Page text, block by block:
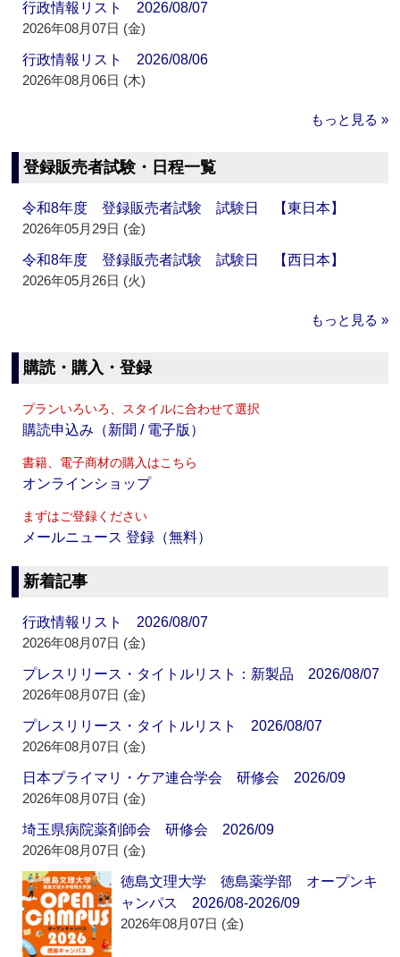
行政情報リスト 2026/08/07
2026年08月07日 (金)
行政情報リスト 2026/08/06
2026年08月06日 (木)
もっと見る »
登録販売者試験・日程一覧
令和8年度 登録販売者試験 試験日 【東日本】
2026年05月29日 (金)
令和8年度 登録販売者試験 試験日 【西日本】
2026年05月26日 (火)
もっと見る »
購読・購入・登録
プランいろいろ、スタイルに合わせて選択
購読申込み（新聞 / 電子版）
書籍、電子商材の購入はこちら
オンラインショップ
まずはご登録ください
メールニュース 登録（無料）
新着記事
行政情報リスト 2026/08/07
2026年08月07日 (金)
プレスリリース・タイトルリスト：新製品 2026/08/07
2026年08月07日 (金)
プレスリリース・タイトルリスト 2026/08/07
2026年08月07日 (金)
日本プライマリ・ケア連合学会 研修会 2026/09
2026年08月07日 (金)
埼玉県病院薬剤師会 研修会 2026/09
2026年08月07日 (金)
徳島文理大学 徳島薬学部 オープンキ
ャンパス 2026/08-2026/09
2026年08月07日 (金)